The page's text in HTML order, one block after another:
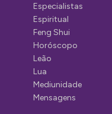
Especialistas
Espiritual
Feng Shui
Horóscopo
Leão
Lua
Mediunidade
Mensagens